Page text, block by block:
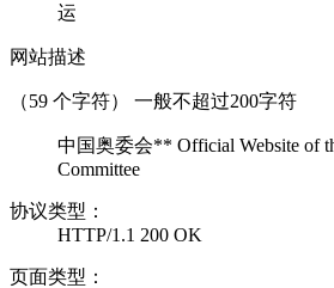
运
网站描述
（59 个字符） 一般不超过200字符
中国奥委会** Official Website of
Committee
协议类型：
HTTP/1.1 200 OK
页面类型：